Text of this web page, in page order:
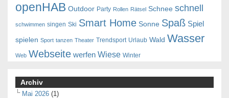
openHAB Outdoor Party Rollen Rätsel Schnee schnell
schwimmen singen Ski Smart Home Sonne Spaß Spiel
spielen Sport tanzen Theater Trendsport Urlaub Wald Wasser
Web Webseite werfen Wiese Winter
Archiv
Mai 2026 (1)